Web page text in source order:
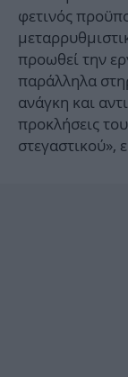
φετινός
προωθεί την
παράλληλα
ανάγκη και
προκλήσεις
στεγαστικού»,